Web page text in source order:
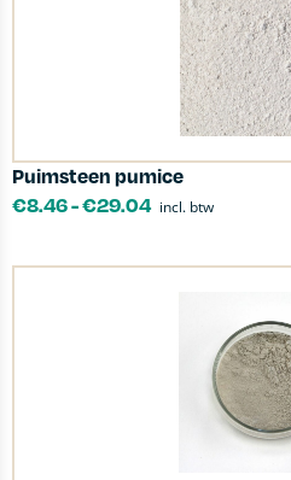
Puimsteen pumice
€8.46-€29.04 incl. btw